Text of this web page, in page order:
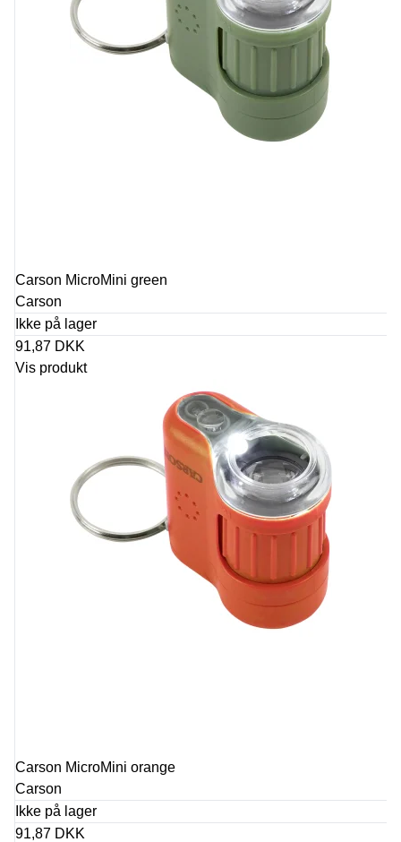
Carson MicroMini green
Carson
Ikke på lager
91,87 DKK
Vis produkt
Carson MicroMini orange
Carson
Ikke på lager
91,87 DKK